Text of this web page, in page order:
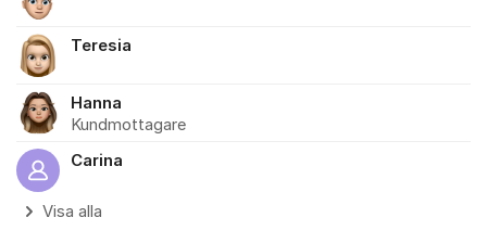
Teresia
Hanna
Kundmottagare
Carina
Visa alla